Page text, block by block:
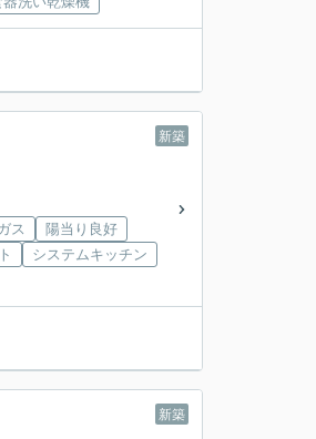
新築
ス
陽当り良好
システムキッチン
新築